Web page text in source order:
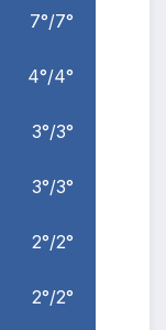
7°/7°
4°/4°
3°/3°
3°/3°
2°/2°
2°/2°